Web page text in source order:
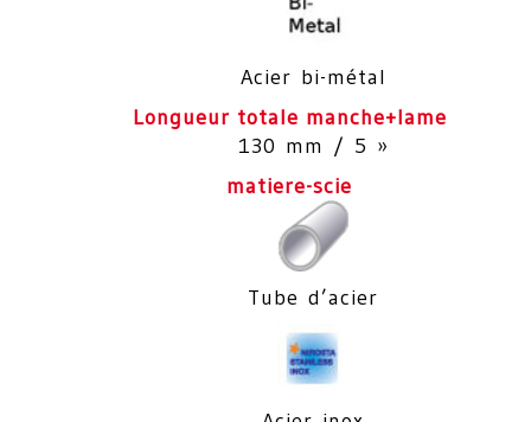
Acier bi-métal
Longueur totale manche+lame
130 mm / 5 »
matiere-scie
Tube d’acier